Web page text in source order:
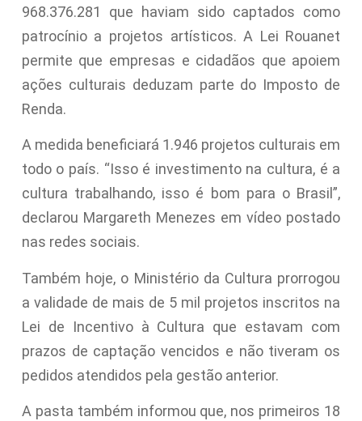
968.376.281 que haviam sido captados como
patrocínio a projetos artísticos. A Lei Rouanet
permite que empresas e cidadãos que apoiem
ações culturais deduzam parte do Imposto de
Renda.
A medida beneficiará 1.946 projetos culturais em
todo o país. “Isso é investimento na cultura, é a
cultura trabalhando, isso é bom para o Brasil”,
declarou Margareth Menezes em vídeo postado
nas redes sociais.
Também hoje, o Ministério da Cultura prorrogou
a validade de mais de 5 mil projetos inscritos na
Lei de Incentivo à Cultura que estavam com
prazos de captação vencidos e não tiveram os
pedidos atendidos pela gestão anterior.
A pasta também informou que, nos primeiros 18